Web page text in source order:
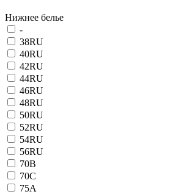
Нижнее белье
-
38RU
40RU
42RU
44RU
46RU
48RU
50RU
52RU
54RU
56RU
70B
70C
75A